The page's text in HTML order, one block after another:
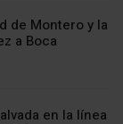
de Montero y la
a Boca
en la línea